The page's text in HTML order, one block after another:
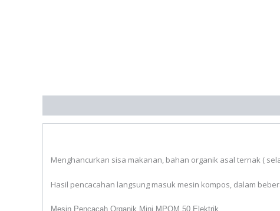
Menghancurkan sisa makanan, bahan organik asal ternak (
Hasil pencacahan langsung masuk mesin kompos, dalam
Mesin Pencacah Organik Mini MPOM 50 Elektrik